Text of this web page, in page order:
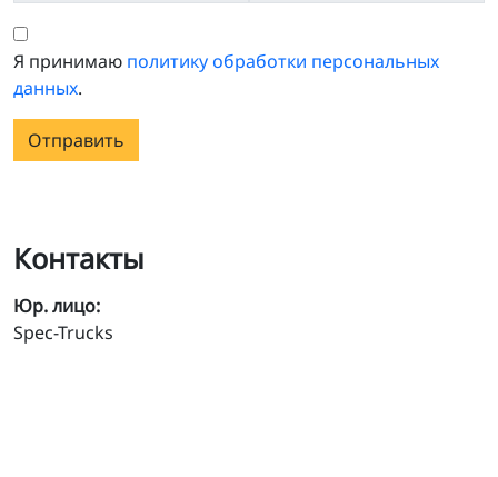
Я принимаю политику обработки персональных
данных.
Отправить
Контакты
Юр. лицо:
Spec-Trucks